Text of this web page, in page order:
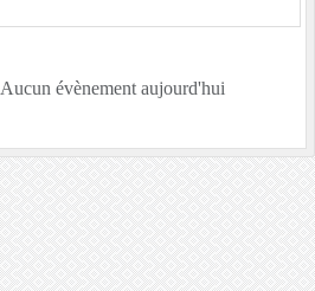
Aucun évènement aujourd'hui